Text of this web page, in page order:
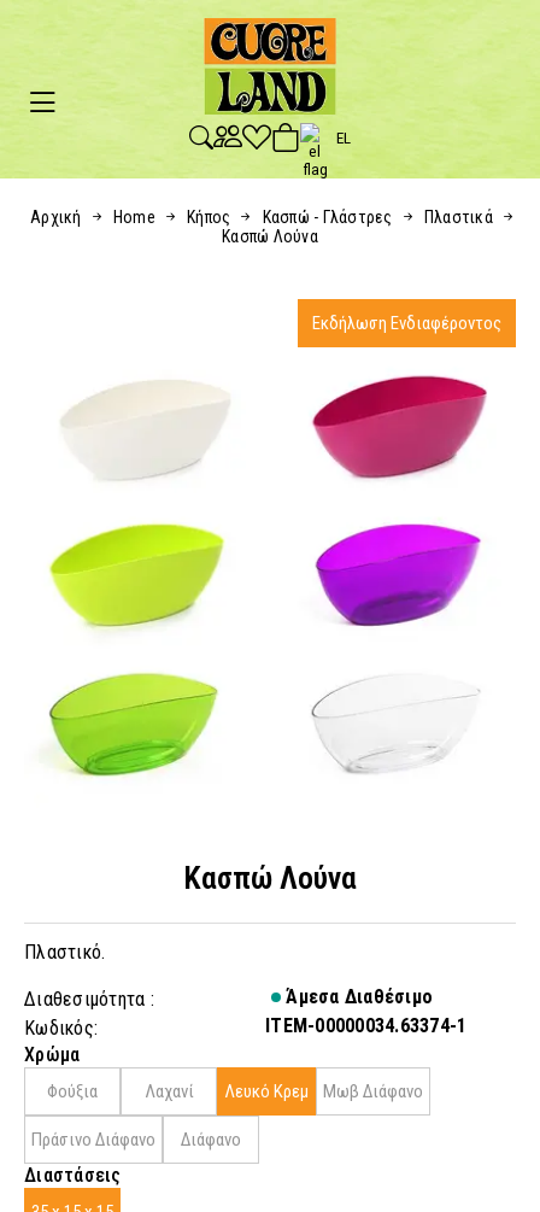
EL
Αρχική Home Κήπος Κασπώ - Γλάστρες
Πλαστικά
Κασπώ Λούνα
Κασπώ Λούνα
Πλαστικό.
Διαθεσιμότητα :
Άμεσα Διαθέσιμο
Κωδικός:
ITEM-00000034.63374-1
Χρώμα
Φούξια Λαχανί Λευκό Κρεμ Μωβ Διάφανο
Πράσινο Διάφανο Διάφανο
Διαστάσεις
Εκδήλωση Ενδιαφέροντος